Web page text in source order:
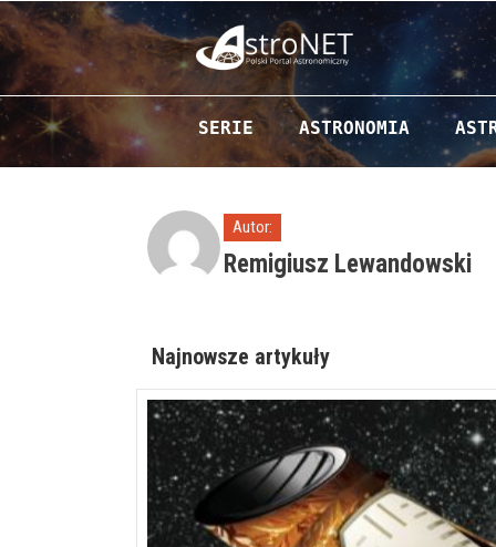
Przejdź do zawartości
SERIE ASTRONOMIA
Autor:
Remigiusz Lewandowski
Najnowsze artykuły